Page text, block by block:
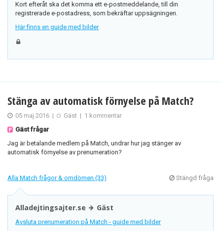
Kort efteråt ska det komma ett e-postmeddelande, till din
registrerade e-postadress, som bekräftar uppsägningen.
Här finns en guide med bilder
Stänga av automatisk förnyelse på Match?
05 maj 2016 | Gäst | 1 kommentar
Gäst frågar
Jag är betalande medlem på Match, undrar hur jag stänger av
automatisk förnyelse av prenumeration?
Alla Match frågor & omdömen (33) Stängd fråga
Alladejtingsajter.se Gäst
Avsluta prenumeration på Match - guide med bilder